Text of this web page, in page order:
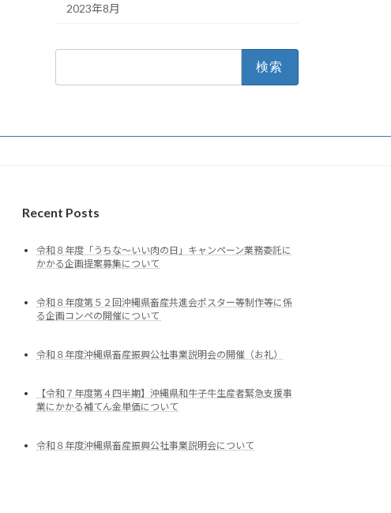
2023年8月
Recent Posts
令和８年度「うちな～いい肉の日」キャンペーン業務委託に
かかる企画提案募集について
令和８年度第５２回沖縄県畜産共進会ポスター等制作等に係
る企画コンペの開催について
令和８年度沖縄県畜産振興公社事業説明会の開催（お礼）
【令和７年度第４四半期】沖縄県和牛子牛生産者緊急支援事
業にかかる補てん金単価について
令和８年度沖縄県畜産振興公社事業説明会について